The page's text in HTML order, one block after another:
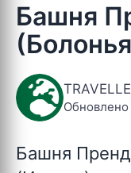
Башня
Башня